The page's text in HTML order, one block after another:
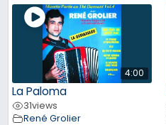
4:00
La Paloma
31views
René Grolier